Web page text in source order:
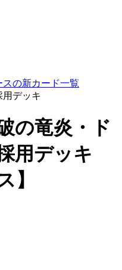
の新カード一覧
デッキ
の竜炎・ド
用デッキ
】